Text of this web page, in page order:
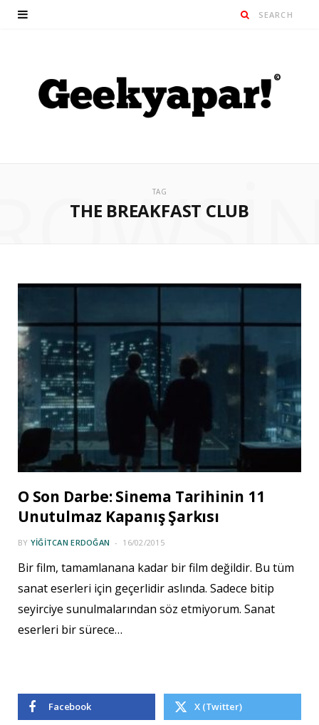
TAG
THE BREAKFAST CLUB
O Son Darbe: Sinema Tarihinin 11
Unutulmaz Kapanış Şarkısı
BY YIĞITCAN ERDOĞAN 16/02/2015
Bir film, tamamlanana kadar bir film değildir. Bu tüm
sanat eserleri için geçerlidir aslında. Sadece bitip
seyirciye sunulmalarından söz etmiyorum. Sanat
eserleri bir sürece…
Facebook X (Twitter)